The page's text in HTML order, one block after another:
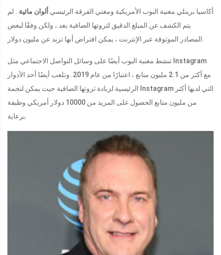
أكاسيا برينلي مغنية البوب ​​الأمريكية ومغني الفرقة الرئيسي ألوان مائية . لم
يتم الكشف عن المبلغ الدقيق لثروتها الصافية بعد ، ولكن وفقًا لبعض
المصادر الموثوقة عبر الإنترنت ، يمكن افتراض أنها تزيد عن مليون دولار.
تنشط مغنية البوب ​​أيضًا على وسائل التواصل الاجتماعي مثل Instagram
مع أكثر من 2.1 مليون متابع ، اعتبارًا من عام 2019. وتلعب أيضًا أحد الأدوار
الرئيسية لزيادة ثروتها الصافية حيث يمكن لنجمة Instagram التي لديها أكثر
من مليون متابع الحصول على المزيد من 10000 دولار أمريكي وظيفة
برعاية.